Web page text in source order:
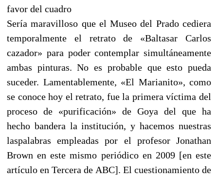
favor del cuadro
Sería maravilloso que el Museo del Prado cediera
temporalmente el retrato de «Baltasar Carlos
cazador» para poder contemplar simultáneamente
ambas pinturas. No es probable que esto pueda
suceder. Lamentablemente, «El Marianito», como
se conoce hoy el retrato, fue la primera víctima del
proceso de «purificación» de Goya del que ha
hecho bandera la institución, y hacemos nuestras
laspalabras empleadas por el profesor Jonathan
Brown en este mismo periódico en 2009 [en este
artículo en Tercera de ABC]. El cuestionamiento de